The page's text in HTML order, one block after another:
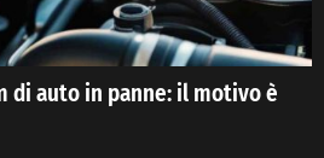
di auto in panne: il motivo è